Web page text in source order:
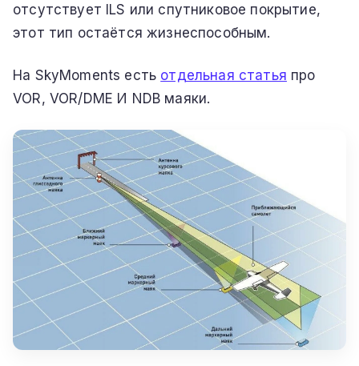
отсутствует ILS или спутниковое покрытие,
этот тип остаётся жизнеспособным.
На SkyMoments есть отдельная статья про
VOR, VOR/DME И NDB маяки.